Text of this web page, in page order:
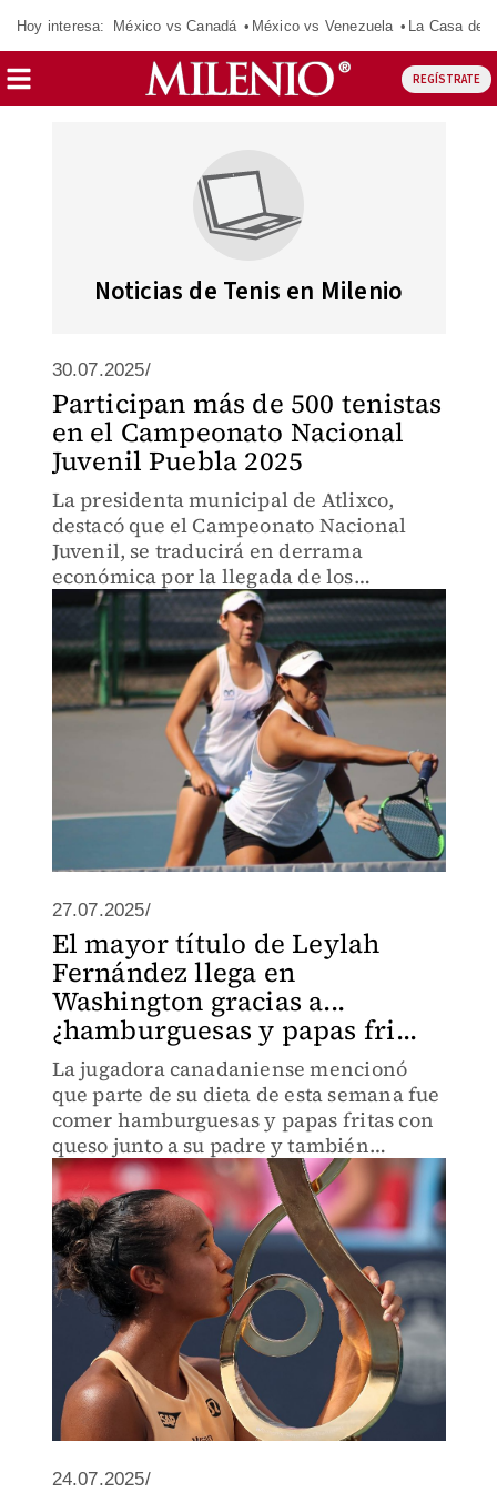
Hoy interesa: México vs Canadá México vs Venezuela La Casa de
REGÍSTRATE
Noticias de Tenis en Milenio
30.07.2025/
Participan más de 500 tenistas
en el Campeonato Nacional
Juvenil Puebla 2025
La presidenta municipal de Atlixco,
destacó que el Campeonato Nacional
Juvenil, se traducirá en derrama
económica por la llegada de los
jugadores, entrenadores, familias y
amigos.
27.07.2025/
El mayor título de Leylah
Fernández llega en
Washington gracias a...
¿hamburguesas y papas fri...
La jugadora canadaniense mencionó
que parte de su dieta de esta semana fue
comer hamburguesas y papas fritas con
queso junto a su padre y también
entrenador.
24.07.2025/